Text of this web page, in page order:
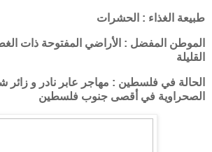
طبيعة الغذاء : الحشرات
الموطن المفضل : الأراضي المفتوحة ذات
القليلة
الحالة في فلسطين : مهاجر عابر نادر و
الصحراوية في أقصى جنوب فلسطين